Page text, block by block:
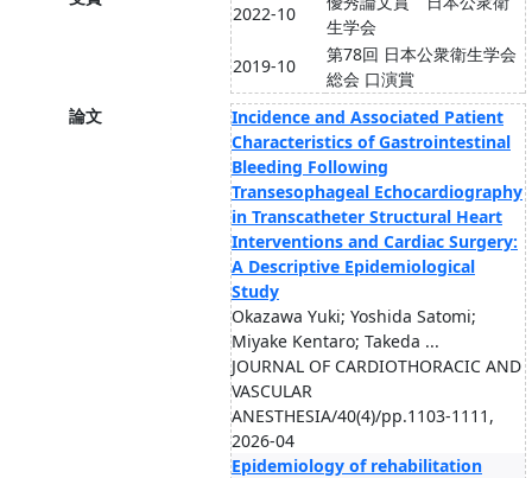
2022-10
生学会
2019-10
第78回 日本公衆衛生学会
総会 口演賞
論文
Incidence and Associated Patient
Characteristics of Gastrointestinal
Bleeding Following
Transesophageal Echocardiography
in Transcatheter Structural Heart
Interventions and Cardiac Surgery:
A Descriptive Epidemiological
Study
Okazawa Yuki; Yoshida Satomi;
Miyake Kentaro; Takeda ...
JOURNAL OF CARDIOTHORACIC AND
VASCULAR
ANESTHESIA/40(4)/pp.1103-1111,
2026-04
Epidemiology of rehabilitation